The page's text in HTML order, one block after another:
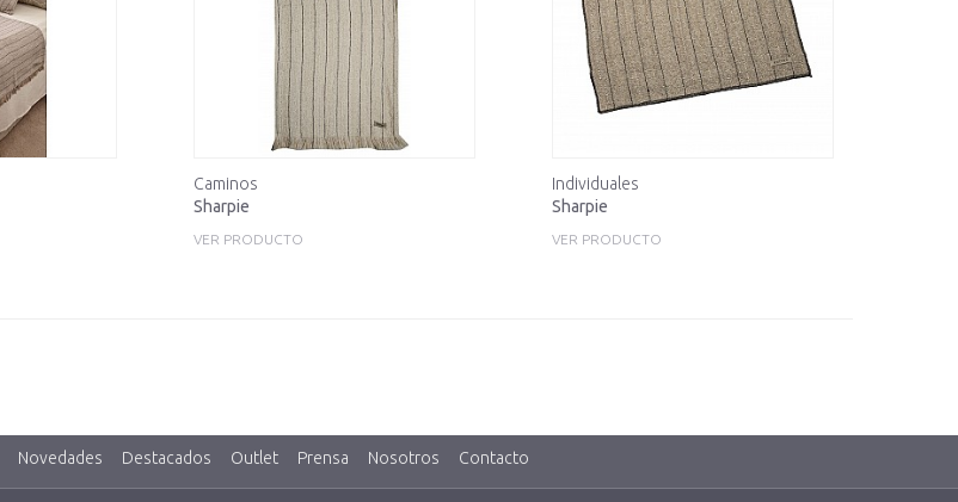
Caminos
Sharpie
VER PRODUCTO
Individuales
Sharpie
VER PRODUCTO
Novedades Destacados Outlet Prensa Nosotros Contacto